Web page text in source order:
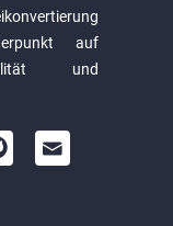
auf
und